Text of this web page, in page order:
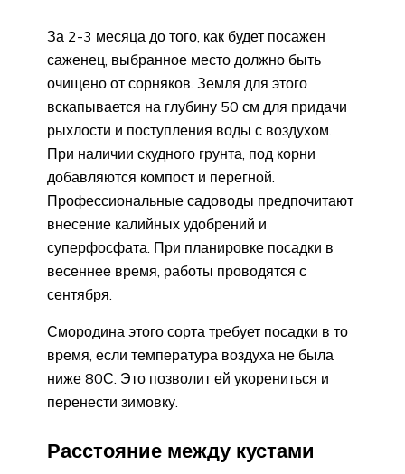
За 2-3 месяца до того, как будет посажен
саженец, выбранное место должно быть
очищено от сорняков. Земля для этого
вскапывается на глубину 50 см для придачи
рыхлости и поступления воды с воздухом.
При наличии скудного грунта, под корни
добавляются компост и перегной.
Профессиональные садоводы предпочитают
внесение калийных удобрений и
суперфосфата. При планировке посадки в
весеннее время, работы проводятся с
сентября.
Смородина этого сорта требует посадки в то
время, если температура воздуха не была
ниже 80С. Это позволит ей укорениться и
перенести зимовку.
Расстояние между кустами